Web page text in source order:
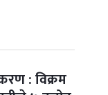
: विक्रम